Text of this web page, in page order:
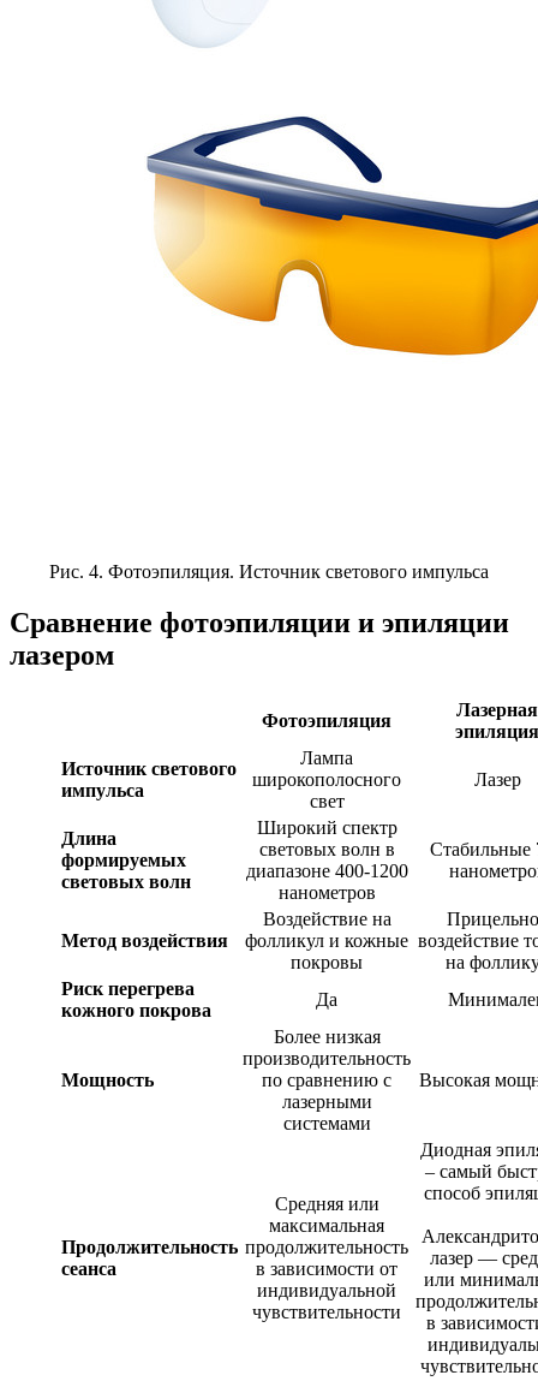
Рис. 4. Фотоэпиляция. Источник светового импульса
Сравнение фотоэпиляции и эпиляции
лазером
Фотоэпиляция
Лазерная
эпиляция
Источник светового
импульса
Лампа
широкополосного
свет
Лазер
Длина
формируемых
световых волн
Широкий спектр
световых волн в
диапазоне 400-1200
нанометров
Стабильные
Метод воздействия
Воздействие на
фолликул и кожные
покровы
воздействие
на
Риск перегрева
кожного покрова
Да
Мощность
Более низкая
производительность
по сравнению с
лазерными
системами
Высокая
Продолжительность
сеанса
Средняя или
максимальная
продолжительность
в зависимости от
индивидуальной
чувствительности
Диодная
– самый
способ
лазер —
или
в